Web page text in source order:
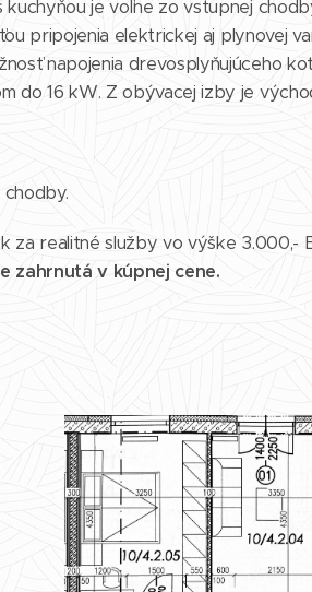
je voľne zo vstupnej
pripojenia elektrickej aj plynovej
napojenia drevosplyňujúceho
do 16 kW. Z obývacej izby je
za realitné služby vo výške 3.000,-
zahrnutá v kúpnej cene.